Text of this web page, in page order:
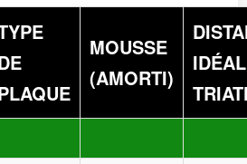
MOUSSE
(AMORTI)